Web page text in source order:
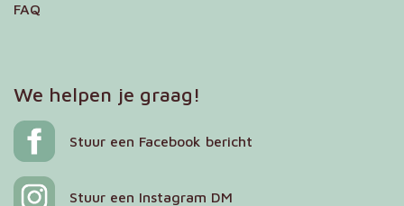
FAQ
We helpen je graag!
Stuur een Facebook bericht
Stuur een Instagram DM